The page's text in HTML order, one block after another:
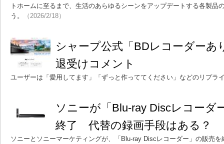
トホームに至るまで、生活のあらゆるシーンをアップデートする各製品
う。
（2026/2/18）
シャープ公式「BDレコーダー
退受けコメント
ユーザーは「愛用してます」「ずっと作っててください」などのリプラ
ソニーが「Blu-ray Discレコーダ
終了 代替の録画手段はある？
ソニーとソニーマーケティングが、「Blu-ray Discレコーダー」の販売